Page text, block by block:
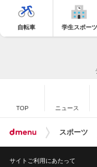
自転車 学生スポーツ
TOP ニュース
スポーツ
サイトご利用にあたって